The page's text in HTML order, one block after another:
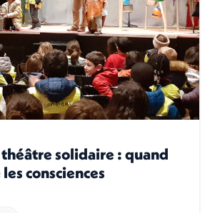
solidaire : quand
consciences